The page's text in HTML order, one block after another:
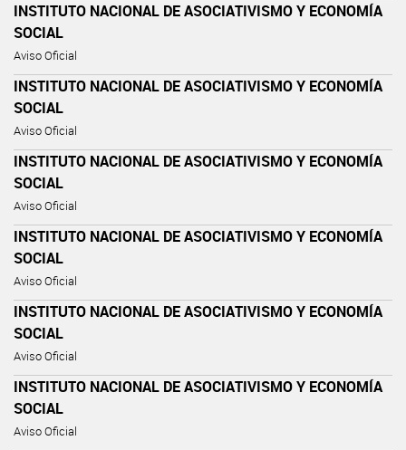
INSTITUTO NACIONAL DE ASOCIATIVISMO Y ECONOMÍA
SOCIAL
Aviso Oficial
INSTITUTO NACIONAL DE ASOCIATIVISMO Y ECONOMÍA
SOCIAL
Aviso Oficial
INSTITUTO NACIONAL DE ASOCIATIVISMO Y ECONOMÍA
SOCIAL
Aviso Oficial
INSTITUTO NACIONAL DE ASOCIATIVISMO Y ECONOMÍA
SOCIAL
Aviso Oficial
INSTITUTO NACIONAL DE ASOCIATIVISMO Y ECONOMÍA
SOCIAL
Aviso Oficial
INSTITUTO NACIONAL DE ASOCIATIVISMO Y ECONOMÍA
SOCIAL
Aviso Oficial